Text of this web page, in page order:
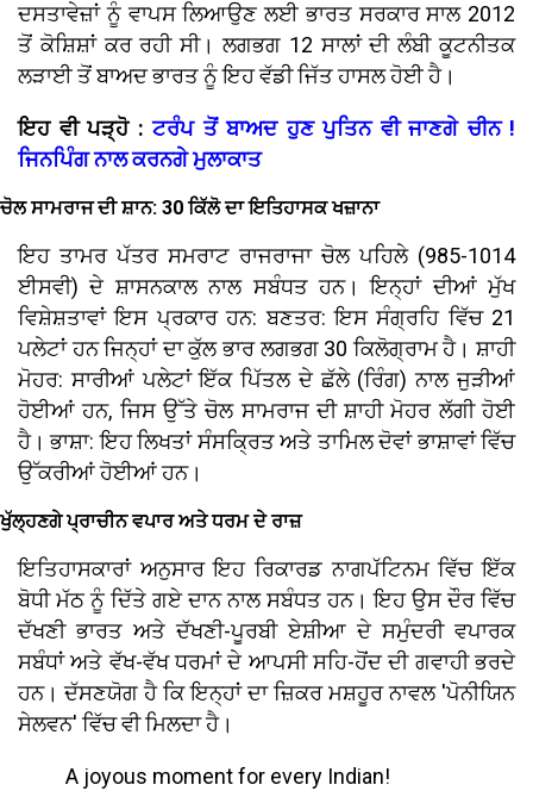
ਦਸਤਾਵੇਜ਼ਾਂ ਨੂੰ ਵਾਪਸ ਲਿਆਉਣ ਲਈ ਭਾਰਤ ਸਰਕਾਰ ਸਾਲ 2012
ਤੋਂ ਕੋਸ਼ਿਸ਼ਾਂ ਕਰ ਰਹੀ ਸੀ। ਲਗਭਗ 12 ਸਾਲਾਂ ਦੀ ਲੰਬੀ ਕੂਟਨੀਤਕ
ਲੜਾਈ ਤੋਂ ਬਾਅਦ ਭਾਰਤ ਨੂੰ ਇਹ ਵੱਡੀ ਜਿੱਤ ਹਾਸਲ ਹੋਈ ਹੈ।
ਇਹ ਵੀ ਪੜ੍ਹੋ :ਟਰੰਪ ਤੋਂ ਬਾਅਦ ਹੁਣ ਪੁਤਿਨ ਵੀ ਜਾਣਗੇ ਚੀਨ !
ਜਿਨਪਿੰਗ ਨਾਲ ਕਰਨਗੇ ਮੁਲਾਕਾਤ
ਚੋਲ ਸਾਮਰਾਜ ਦੀ ਸ਼ਾਨ: 30 ਕਿੱਲੋ ਦਾ ਇਤਿਹਾਸਕ ਖਜ਼ਾਨਾ
ਇਹ ਤਾਮਰ ਪੱਤਰ ਸਮਰਾਟ ਰਾਜਰਾਜਾ ਚੋਲ ਪਹਿਲੇ (985-1014
ਈਸਵੀ) ਦੇ ਸ਼ਾਸਨਕਾਲ ਨਾਲ ਸਬੰਧਤ ਹਨ। ਇਨ੍ਹਾਂ ਦੀਆਂ ਮੁੱਖ
ਵਿਸ਼ੇਸ਼ਤਾਵਾਂ ਇਸ ਪ੍ਰਕਾਰ ਹਨ: ਬਣਤਰ: ਇਸ ਸੰਗ੍ਰਹਿ ਵਿੱਚ 21
ਪਲੇਟਾਂ ਹਨ ਜਿਨ੍ਹਾਂ ਦਾ ਕੁੱਲ ਭਾਰ ਲਗਭਗ 30 ਕਿਲੋਗ੍ਰਾਮ ਹੈ। ਸ਼ਾਹੀ
ਮੋਹਰ: ਸਾਰੀਆਂ ਪਲੇਟਾਂ ਇੱਕ ਪਿੱਤਲ ਦੇ ਛੱਲੇ (ਰਿੰਗ) ਨਾਲ ਜੁੜੀਆਂ
ਹੋਈਆਂ ਹਨ, ਜਿਸ ਉੱਤੇ ਚੋਲ ਸਾਮਰਾਜ ਦੀ ਸ਼ਾਹੀ ਮੋਹਰ ਲੱਗੀ ਹੋਈ
ਹੈ। ਭਾਸ਼ਾ: ਇਹ ਲਿਖਤਾਂ ਸੰਸਕ੍ਰਿਤ ਅਤੇ ਤਾਮਿਲ ਦੋਵਾਂ ਭਾਸ਼ਾਵਾਂ ਵਿੱਚ
ਉੱਕਰੀਆਂ ਹੋਈਆਂ ਹਨ।
ਖੁੱਲ੍ਹਣਗੇ ਪ੍ਰਾਚੀਨ ਵਪਾਰ ਅਤੇ ਧਰਮ ਦੇ ਰਾਜ਼
ਇਤਿਹਾਸਕਾਰਾਂ ਅਨੁਸਾਰ ਇਹ ਰਿਕਾਰਡ ਨਾਗਪੱਟਿਨਮ ਵਿੱਚ ਇੱਕ
ਬੋਧੀ ਮੱਠ ਨੂੰ ਦਿੱਤੇ ਗਏ ਦਾਨ ਨਾਲ ਸਬੰਧਤ ਹਨ। ਇਹ ਉਸ ਦੌਰ ਵਿੱਚ
ਦੱਖਣੀ ਭਾਰਤ ਅਤੇ ਦੱਖਣੀ-ਪੂਰਬੀ ਏਸ਼ੀਆ ਦੇ ਸਮੁੰਦਰੀ ਵਪਾਰਕ
ਸਬੰਧਾਂ ਅਤੇ ਵੱਖ-ਵੱਖ ਧਰਮਾਂ ਦੇ ਆਪਸੀ ਸਹਿ-ਹੋਂਦ ਦੀ ਗਵਾਹੀ ਭਰਦੇ
ਹਨ। ਦੱਸਣਯੋਗ ਹੈ ਕਿ ਇਨ੍ਹਾਂ ਦਾ ਜ਼ਿਕਰ ਮਸ਼ਹੂਰ ਨਾਵਲ 'ਪੋਨੀਯਿਨ
ਸੇਲਵਨ' ਵਿੱਚ ਵੀ ਮਿਲਦਾ ਹੈ।
A joyous moment for every Indian!